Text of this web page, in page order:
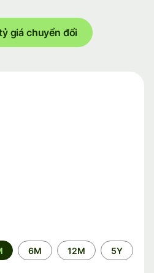
giá chuyển đổi
6M 12M 5Y